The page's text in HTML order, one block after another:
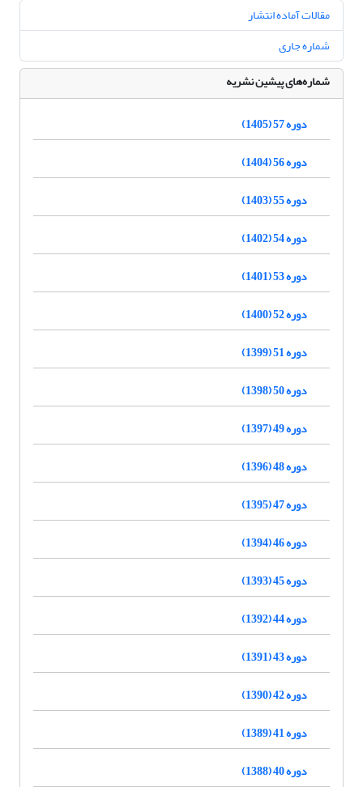
مقالات آماده انتشار
شماره جاری
شماره‌های پیشین نشریه
دوره 57 (1405)
دوره 56 (1404)
دوره 55 (1403)
دوره 54 (1402)
دوره 53 (1401)
دوره 52 (1400)
دوره 51 (1399)
دوره 50 (1398)
دوره 49 (1397)
دوره 48 (1396)
دوره 47 (1395)
دوره 46 (1394)
دوره 45 (1393)
دوره 44 (1392)
دوره 43 (1391)
دوره 42 (1390)
دوره 41 (1389)
دوره 40 (1388)